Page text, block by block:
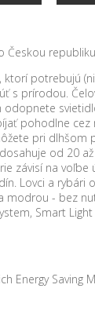
Českou
ktorí potrebujú
s prírodou.
pohodlne cez
pri dlhšom
od 20
závisí na
Lovci a rybári
modrou - bez
Smart Light
Energy Saving